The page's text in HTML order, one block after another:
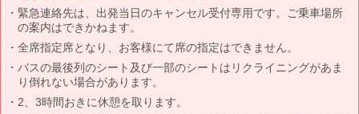
緊急連絡先は、出発当日のキャンセル受付専用です。ご乗車場所
の案内はできかねます。
全席指定席となり、お客様にて席の指定はできません。
バスの最後列のシート及び一部のシートはリクライニングがあま
り倒れない場合があります。
2、3時間おきに休憩を取ります。